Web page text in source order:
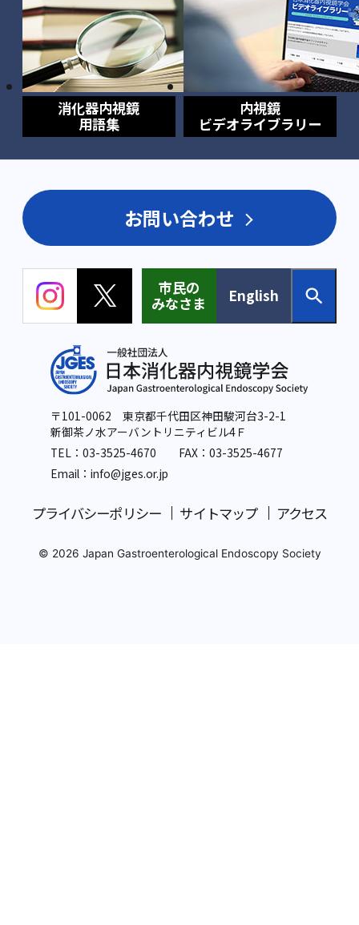
消化器内視鏡
用語集
内視鏡
ビデオライブラリー
お問い合わせ
市民の
みなさま
English
〒101-0062 東京都千代田区神田駿河台3-2-1
新御茶ノ水アーバントリニティビル4Ｆ
TEL：03-3525-4670 FAX：03-3525-4677
Email：info@jges.or.jp
プライバシーポリシー サイトマップ アクセス
© 2026 Japan Gastroenterological Endoscopy Society